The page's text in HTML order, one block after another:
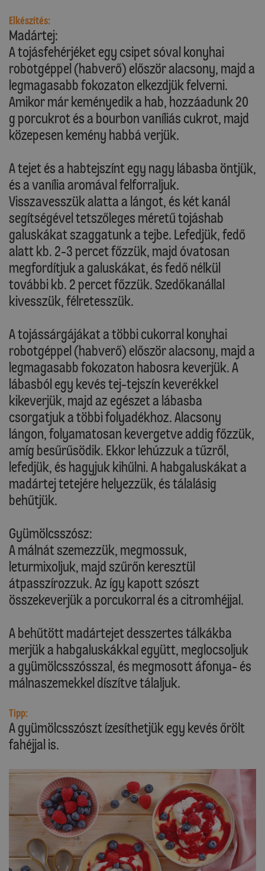
Elkészítés:
Madártej:
A tojásfehérjéket egy csipet sóval konyhai
robotgéppel (habverő) először alacsony, majd a
legmagasabb fokozaton elkezdjük felverni.
Amikor már keményedik a hab, hozzáadunk 20
g porcukrot és a bourbon vaníliás cukrot, majd
közepesen kemény habbá verjük.
A tejet és a habtejszínt egy nagy lábasba öntjük,
és a vanília aromával felforraljuk.
Visszavesszük alatta a lángot, és két kanál
segítségével tetszőleges méretű tojáshab
galuskákat szaggatunk a tejbe. Lefedjük, fedő
alatt kb. 2-3 percet főzzük, majd óvatosan
megfordítjuk a galuskákat, és fedő nélkül
további kb. 2 percet főzzük. Szedőkanállal
kivesszük, félretesszük.
A tojássárgájákat a többi cukorral konyhai
robotgéppel (habverő) először alacsony, majd a
legmagasabb fokozaton habosra keverjük. A
lábasból egy kevés tej-tejszín keverékkel
kikeverjük, majd az egészet a lábasba
csorgatjuk a többi folyadékhoz. Alacsony
lángon, folyamatosan kevergetve addig főzzük,
amíg besűrűsödik. Ekkor lehúzzuk a tűzről,
lefedjük, és hagyjuk kihűlni. A habgaluskákat a
madártej tetejére helyezzük, és tálalásig
behűtjük.
Gyümölcsszósz:
A málnát szemezzük, megmossuk,
leturmixoljuk, majd szűrőn keresztül
átpasszírozzuk. Az így kapott szószt
összekeverjük a porcukorral és a citromhéjjal.
A behűtött madártejet desszertes tálkákba
merjük a habgaluskákkal együtt, meglocsoljuk
a gyümölcsszósszal, és megmosott áfonya- és
málnaszemekkel díszítve tálaljuk.
Tipp:
A gyümölcsszószt ízesíthetjük egy kevés őrölt
fahéjjal is.